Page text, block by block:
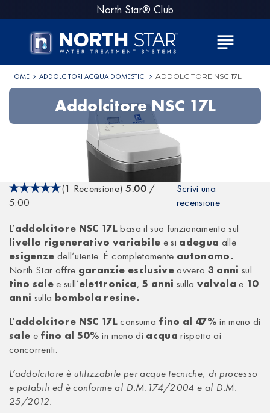
k
t
North Star® Club
subject
HOME ADDOLCITORI ACQUA DOMESTICI ADDOLCITORE NSC 17L
A
D
C
O
N
C
1
Addolcitore NSC 17L
(1 Recensione) 5.00/
5.00
Scrivi una
recensione
L’addolcitore NSC 17Lbasa il suo funzionamento sul
livello rigenerativo variabile e si adegua alle
esigenzedell’utente. É completamente autonomo.
North Star offre garanzie esclusiveovvero 3 annisul
tino salee sull’elettronica,5 anni sulla valvolae 10
anni sulla bombola resine.
L’addolcitore NSC 17Lconsuma fino al 47%in meno di
sale e fino al 50% in meno di acqua rispetto ai
concorrenti.
L’addolcitore è utilizzabile per acque tecniche, di processo
e potabili ed è conforme al D.M.174/2004 e al D.M.
25/2012.